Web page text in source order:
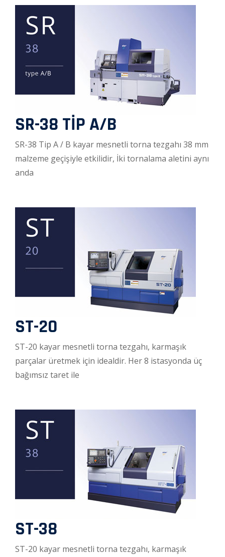
SR-38 TİP A/B
SR-38 Tip A / B kayar mesnetli torna tezgahı 38 mm
malzeme geçişiyle etkilidir, İki tornalama aletini aynı
anda
ST-20
ST-20 kayar mesnetli torna tezgahı, karmaşık
parçalar üretmek için idealdir. Her 8 istasyonda üç
bağımsız taret ile
ST-38
ST-20 kayar mesnetli torna tezgahı, karmaşık